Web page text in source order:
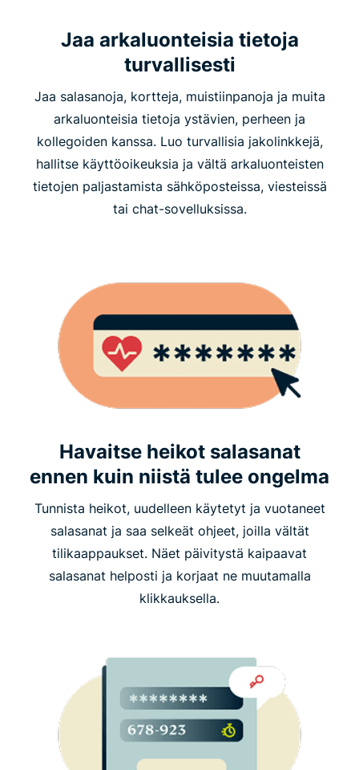
Jaa arkaluonteisia tietoja
turvallisesti
Jaa salasanoja, kortteja, muistiinpanoja ja muita
arkaluonteisia tietoja ystävien, perheen ja
kollegoiden kanssa. Luo turvallisia jakolinkkejä,
hallitse käyttöoikeuksia ja vältä arkaluonteisten
tietojen paljastamista sähköposteissa, viesteissä
tai chat-sovelluksissa.
Havaitse heikot salasanat
ennen kuin niistä tulee ongelma
Tunnista heikot, uudelleen käytetyt ja vuotaneet
salasanat ja saa selkeät ohjeet, joilla vältät
tilikaappaukset. Näet päivitystä kaipaavat
salasanat helposti ja korjaat ne muutamalla
klikkauksella.